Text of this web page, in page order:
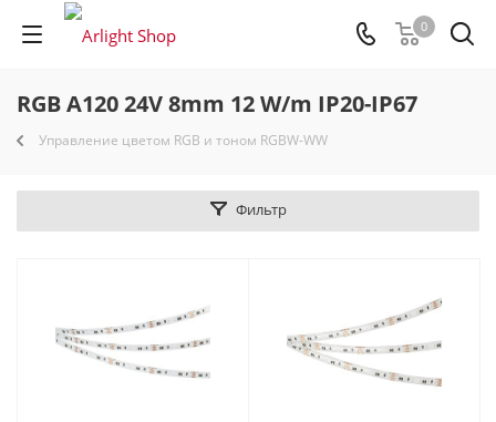
0
RGB A120 24V 8mm 12 W/m IP20-IP67
Управление цветом RGB и тоном RGBW-WW
Фильтр